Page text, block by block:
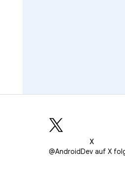
X
@AndroidDev auf X